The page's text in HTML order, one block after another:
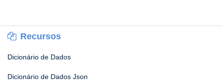
Recursos
Dicionário de Dados
Dicionário de Dados Json